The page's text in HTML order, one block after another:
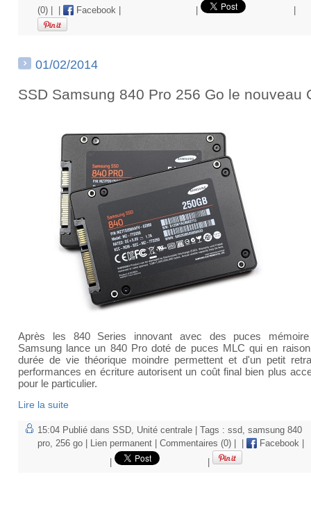
(0)
Facebook
01/02/2014
SSD Samsung 840 Pro 256 Go le nouveau
Après les 840 Series innovant avec des puces
Samsung lance un 840 Pro doté de puces MLC qui en
durée de vie théorique moindre permettent et d'un petit
performances en écriture autorisent un coût final bien plus
pour le particulier.
Lire la suite
15:04 Publié dans SSD Unité centrale | Tags : ssd
samsung 840
pro
256 go Lien permanent Commentaires (0) Facebook